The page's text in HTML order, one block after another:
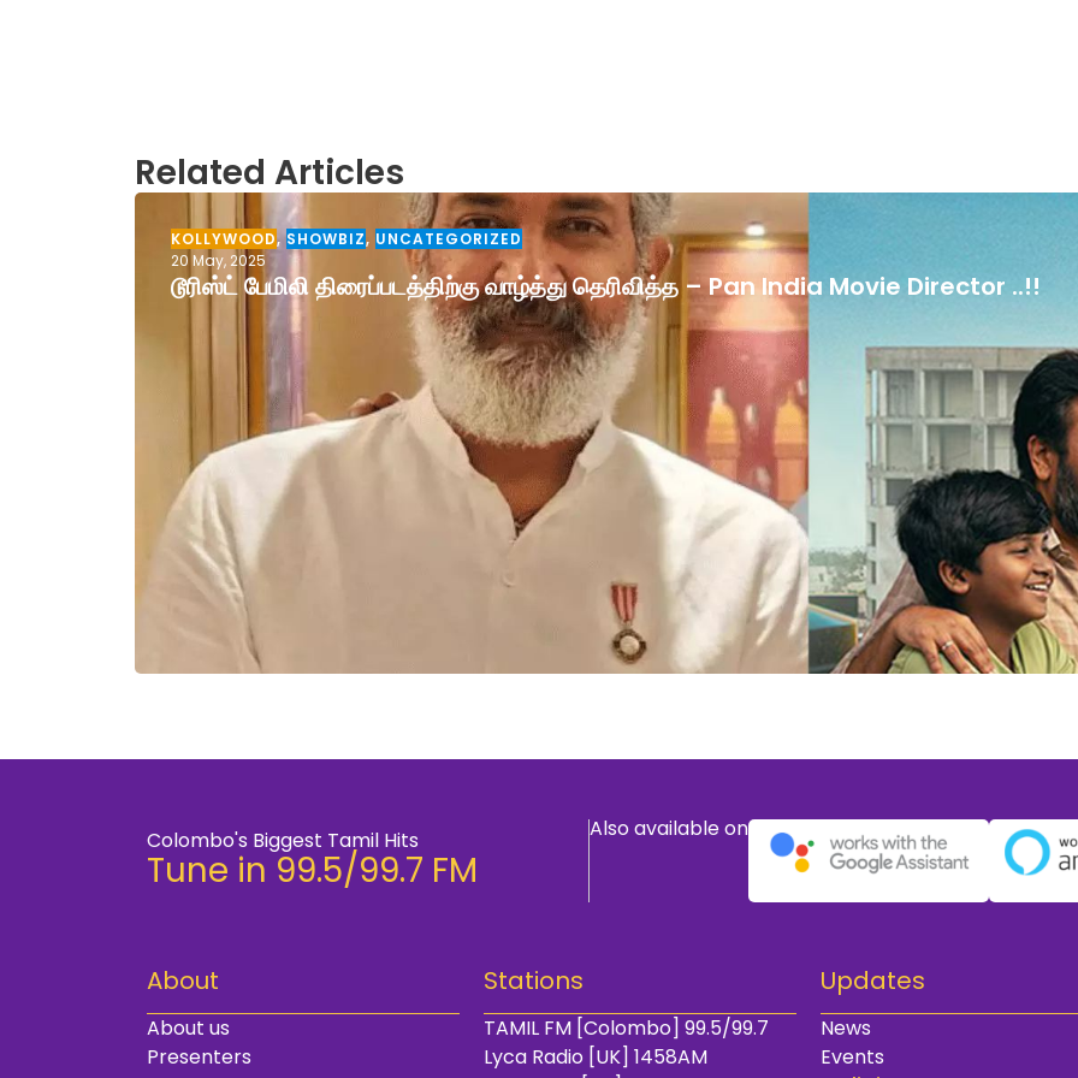
Related Articles
KOLLYWOOD,SHOWBIZ, UNCATEGORIZED
20 May, 2025
டூரிஸ்ட் பேமிலி திரைப்படத்திற்கு வாழ்த்து தெரிவித்த – Pan India Movie Director ..!!
Colombo's Biggest Tamil Hits
Tune in 99.5/99.7 FM
Also available on
About
About us
Presenters
Stations
TAMIL FM [Colombo] 99.5/99.7
Lyca Radio [UK] 1458AM
Updates
News
Events